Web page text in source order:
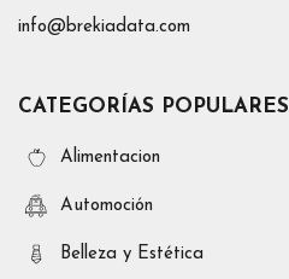
info@brekiadata.com
CATEGORÍAS POPULARES
Alimentacion
Automoción
Belleza y Estética